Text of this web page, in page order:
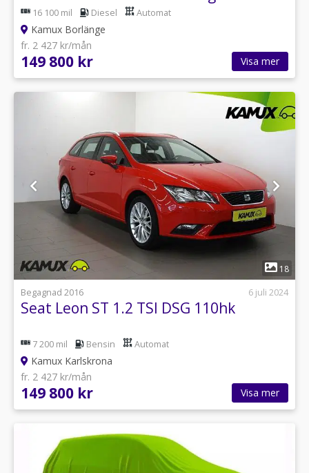
16 100 mil Diesel Automat
Kamux Borlänge
fr. 2 427 kr/mån
149 800 kr Visa mer
1
18
Begagnad 2016
6 juli 2024
Seat Leon ST 1.2 TSI DSG 110hk
7 200 mil Bensin Automat
Kamux Karlskrona
fr. 2 427 kr/mån
149 800 kr Visa mer